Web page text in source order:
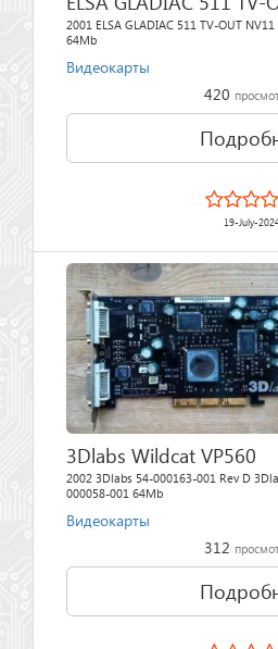
2001 ELSA GLADIAC 511 TV-OUT
64Mb
Видеокарты
420
19-July-
3Dlabs Wildcat VP560
2002 3Dlabs 54-000163-001 Rev D
000058-001 64Mb
Видеокарты
312